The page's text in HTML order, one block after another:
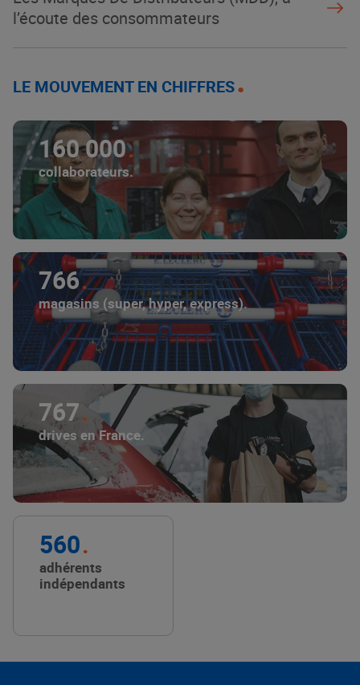
l’écoute des consommateurs
LE MOUVEMENT EN CHIFFRES
160 000
collaborateurs.
766
magasins (super, hyper, express).
767
drives en France.
560
adhérents
indépendants